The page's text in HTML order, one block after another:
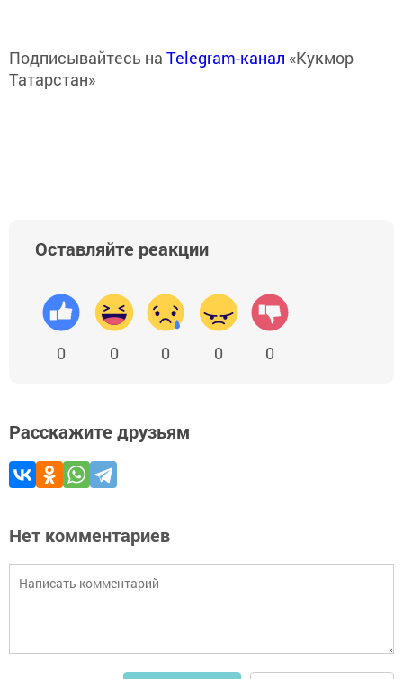
Подписывайтесь на Telegram-канал «Кукмор
Татарстан»
Оставляйте реакции
0 0 0 0 0
Расскажите друзьям
Нет комментариев